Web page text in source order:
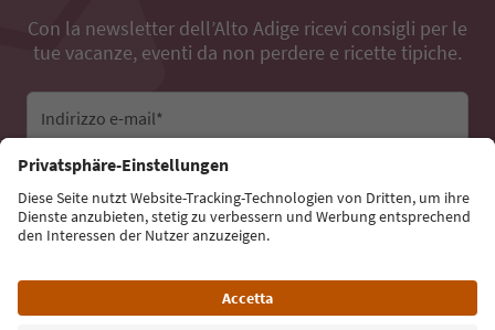
Con la newsletter dell’Alto Adige ricevi consigli per le
tue vacanze, eventi da non perdere e ricette tipiche.
Indirizzo e-mail*
Iscriviti alla newsletter